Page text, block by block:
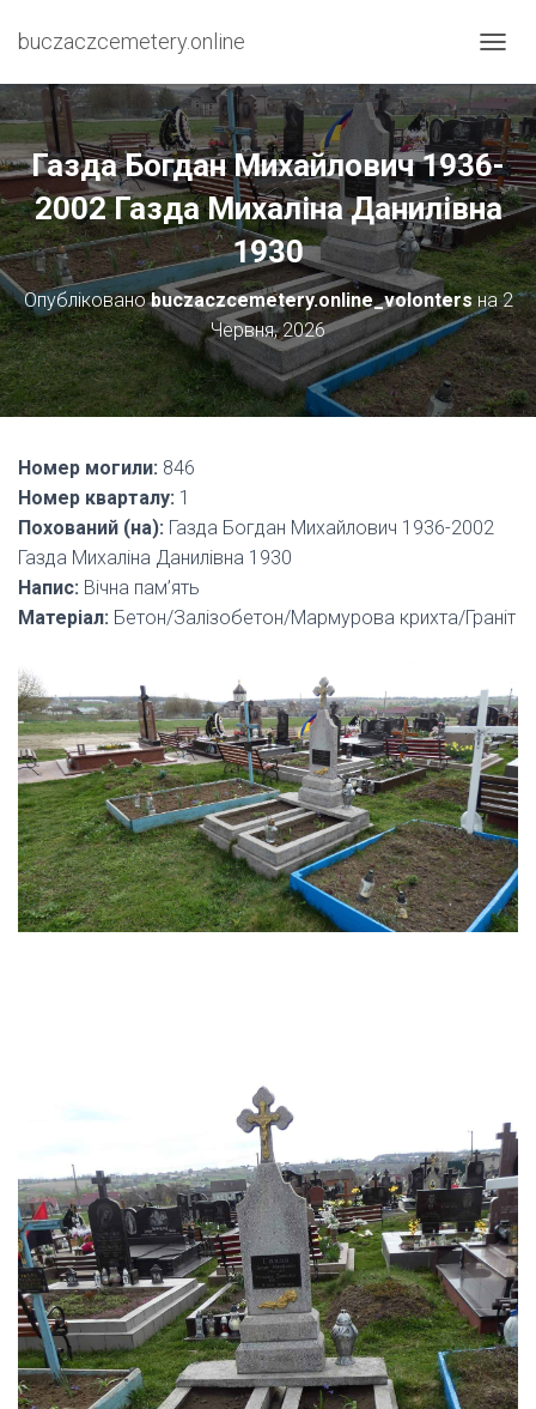
buczaczcemetery.online
Е
Р
Е
М
К
Н
У
Т
И
Н
А
В
І
Г
А
Газда Богдан Михайлович 1936-
2002 Газда Михаліна Данилівна
1930
Опублікованоbuczaczcemetery.online_volontersна2
Червня, 2026
Номер могили: 846
Номер кварталу: 1
Похований (на): Газда Богдан Михайлович 1936-2002
Газда Михаліна Данилівна 1930
Напис: Вічна пам’ять
Матеріал: Бетон/Залізобетон/Мармурова крихта/Граніт